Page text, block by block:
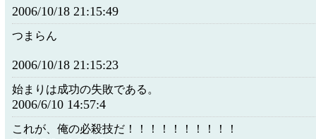
2006/10/18 21:15:49
つまらん
2006/10/18 21:15:23
始まりは成功の失敗である。
2006/6/10 14:57:4
これが、俺の必殺技だ！！！！！！！！！！